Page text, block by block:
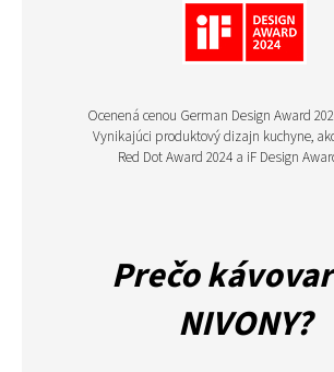
Ocenená cenou German Design Award
Vynikajúci produktový dizajn kuchyne,
Red Dot Award 2024 a iF Design
Prečo
NIVONY?